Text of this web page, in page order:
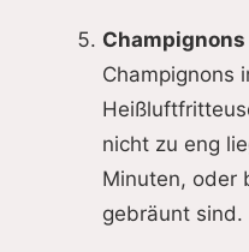
Champignons
Champignons
nicht zu eng
Minuten, oder
gebräunt sind.